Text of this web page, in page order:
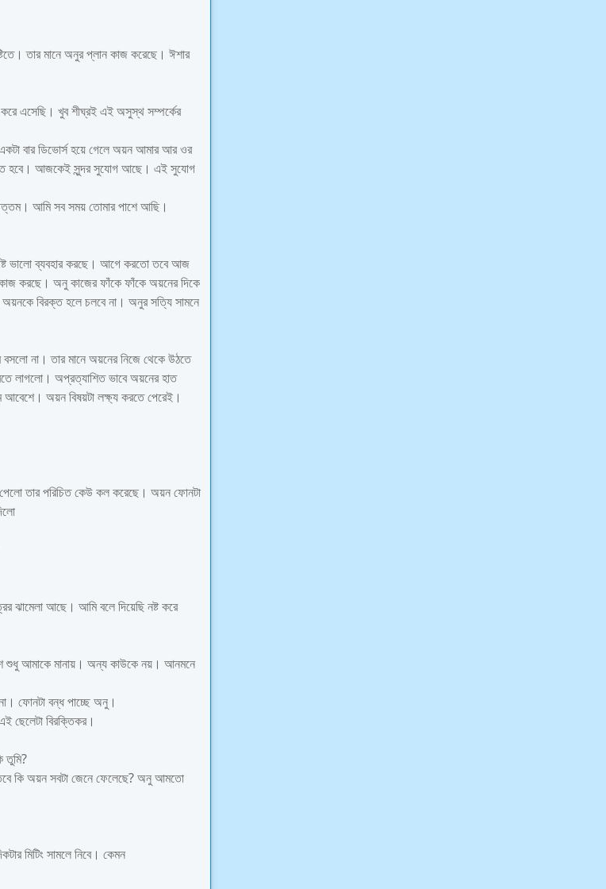
তার মানে অনুর প্লান কাজ করেছে। ঈশার
এসেছি। খুব শীঘ্রই এই অসুস্থ সম্পর্কের
বার ডিভোর্স হয়ে গেলে অয়ন‌ আমার আর ওর
হবে। আজকেই সুন্দর সুযোগ আছে। এই সুযোগ
আমি সব সময় তোমার পাশে আছি।
ভালো ব্যবহার করছে। আগে করতো তবে আজ
করছে। অনু কাজের ফাঁকে ফাঁকে অয়নের দিকে
বিরক্ত হলে চলবে না। অনুর সত্যি সামনে
না। তার মানে অয়নের নিজে থেকে উঠতে
লাগলো। অপ্রত্যাশিত ভাবে অয়নের হাত
অয়ন বিষয়টা লক্ষ্য করতে পেরেই।
তার পরিচিত কেউ কল করেছে। অয়ন ফোনটা
আছে। আমি বলে দিয়েছি নষ্ট করে
শুধু আমাকে মানায়। অন্য কাউকে নয়। আনমনে
ফোনটা বন্ধ পাচ্ছে অনু।
ছেলেটা বিরক্তিকর।
তুমি?
কি অয়ন সবটা জেনে ফেলেছে? অনু আমতো
মিটিং সামলে নিবে। কেমন